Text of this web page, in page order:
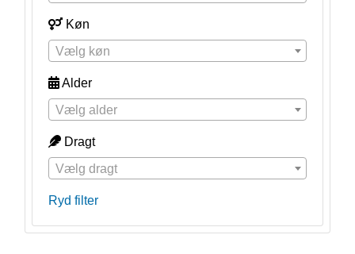
Køn
Vælg køn
Alder
Vælg alder
Dragt
Vælg dragt
Ryd filter